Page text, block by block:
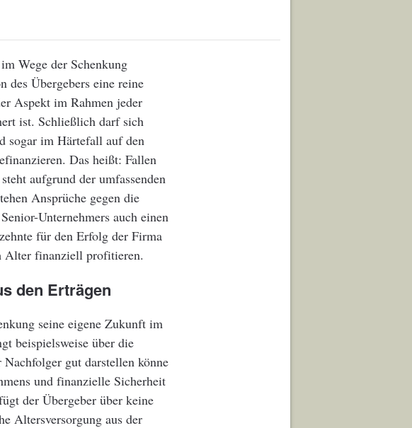
Wege der Schenkung
Übergebers eine reine
Aspekt im Rahmen jeder
ist. Schließlich darf sich
sogar im Härtefall auf den
Das heißt: Fallen
aufgrund der umfassenden
Ansprüche gegen die
Unternehmers auch einen
für den Erfolg der Firma
Alter finanziell profitieren.
den Erträgen
seine eigene Zukunft im
beispielsweise über die
gut darstellen könne
und finanzielle Sicherheit
der Übergeber über keine
Altersversorgung aus der